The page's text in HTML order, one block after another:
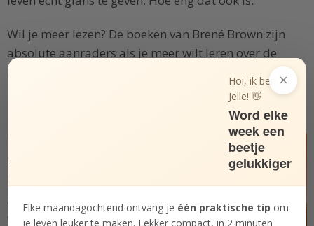
Wil je meer lezen? De boeken van Brené Brown zijn
absolute aanraders als je meer wilt leren over de
kracht van kwetsbaarheid.
zelfs als het leven niet
de externe wereld en geluk
×
Hoi, ik ben
Jelle! 👋
Word elke
week een
beetje
gelukkiger
Elke maandagochtend ontvang je één praktische tip om
je leven leuker te maken. Lekker compact, in 2 minuten